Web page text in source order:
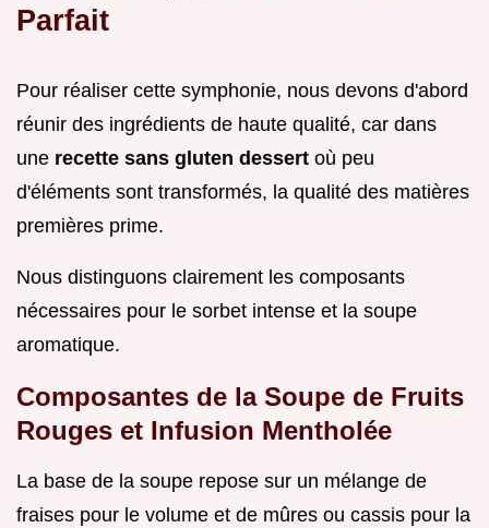
Parfait
Pour réaliser cette symphonie, nous devons d'abord
réunir des ingrédients de haute qualité, car dans
une recette sans gluten dessert où peu
d'éléments sont transformés, la qualité des matières
premières prime.
Nous distinguons clairement les composants
nécessaires pour le sorbet intense et la soupe
aromatique.
Composantes de la Soupe de Fruits
Rouges et Infusion Mentholée
La base de la soupe repose sur un mélange de
fraises pour le volume et de mûres ou cassis pour la